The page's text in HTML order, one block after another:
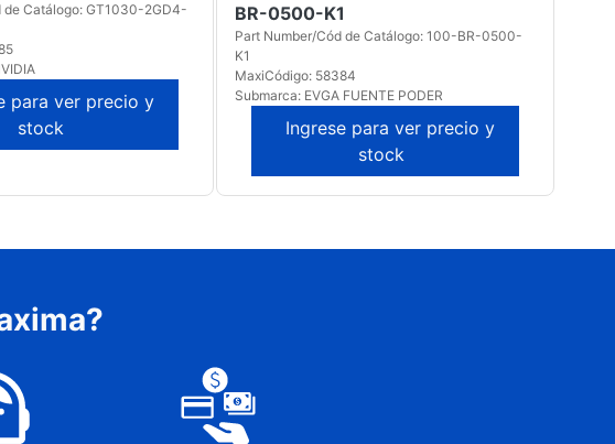
de Catálogo: GT1030-2GD4-
para ver precio y
stock
BR-0500-K1
Part Number/Cód de Catálogo: 100-BR-0500-
K1
MaxiCódigo: 58384
Submarca: EVGA FUENTE PODER
Ingrese para ver precio y
stock